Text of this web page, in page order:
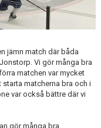
jämn match där båda
Vi gör många bra
matchen var mycket
matcherna bra och i
var också bättre där vi
gör många bra